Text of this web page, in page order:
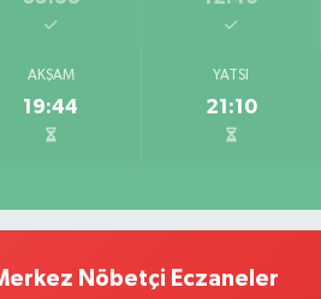
AKŞAM
19:44
YATSI
21:10
Nöbetçi Eczaneler